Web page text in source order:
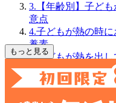
3.【年齢別】子ど
意点
4.子どもが熱の時
養素
5.子どもが熱を出
選
6.子どもが熱でご
もっと見る